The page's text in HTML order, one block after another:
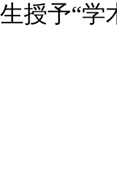
生授予“学